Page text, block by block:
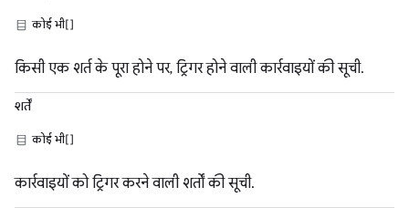
कोई भी[]
किसी एक शर्त के पूरा होने पर, ट्रिगर होने वाली कार्रवाइयों की सूची.
शर्तें
कोई भी[]
कार्रवाइयों को ट्रिगर करने वाली शर्तों की सूची.